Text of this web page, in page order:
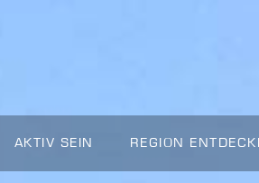
AKTIV SEIN REGION